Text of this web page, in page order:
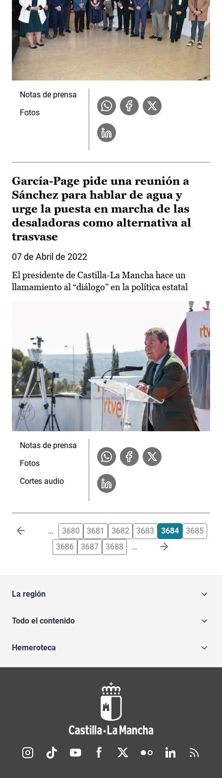
Notas de prensa
Fotos
García-Page pide una reunión a
Sánchez para hablar de agua y
urge la puesta en marcha de las
desaladoras como alternativa al
trasvase
07 de Abril de 2022
El presidente de Castilla-La Mancha hace un
llamamiento al “diálogo” en la política estatal
Notas de prensa
Fotos
Cortes audio
Paginación … 3680 3681 3682 3683 3684
3685
3686
3687 3688 …
La región
Todo el contenido
Hemeroteca
Redes sociales JCCM